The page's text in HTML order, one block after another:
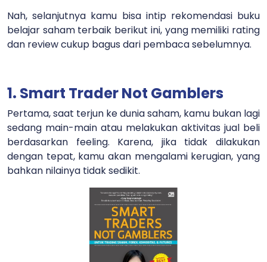
Nah, selanjutnya kamu bisa intip rekomendasi buku
belajar saham terbaik berikut ini, yang memiliki rating
dan review cukup bagus dari pembaca sebelumnya.
1. Smart Trader Not Gamblers
Pertama, saat terjun ke dunia saham, kamu bukan lagi
sedang main-main atau melakukan aktivitas jual beli
berdasarkan feeling. Karena, jika tidak dilakukan
dengan tepat, kamu akan mengalami kerugian, yang
bahkan nilainya tidak sedikit.